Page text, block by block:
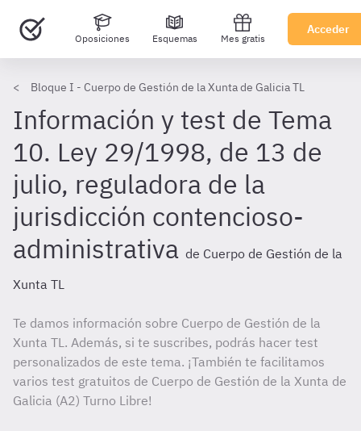
Oposiciones Esquemas Mes gratis
Acceder
Bloque I - Cuerpo de Gestión de la Xunta de Galicia TL
Información y test de Tema
10. Ley 29/1998, de 13 de
julio, reguladora de la
jurisdicción contencioso-
administrativa de Cuerpo de Gestión de la
Xunta TL
Te damos información sobre Cuerpo de Gestión de la
Xunta TL. Además, si te suscribes, podrás hacer test
personalizados de este tema. ¡También te facilitamos
varios test gratuitos de Cuerpo de Gestión de la Xunta de
Galicia (A2) Turno Libre!